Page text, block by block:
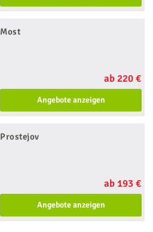
Most
ab 220 €
Angebote anzeigen
Prostejov
ab 193 €
Angebote anzeigen